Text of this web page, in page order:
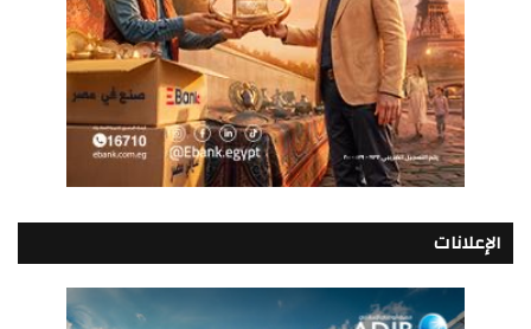
الإعلانات